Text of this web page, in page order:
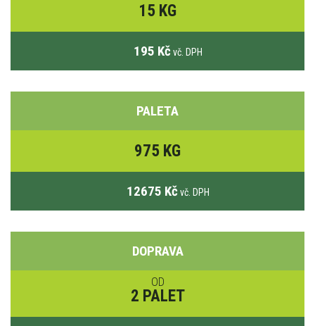
15 KG
195 Kč vč. DPH
PALETA
975 KG
12675 Kč vč. DPH
DOPRAVA
OD
2 PALET